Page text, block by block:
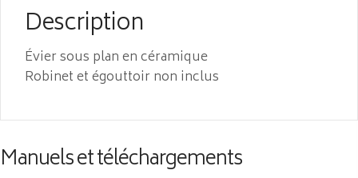
Description
Évier sous plan en céramique
Robinet et égouttoir non inclus
Manuels et téléchargements